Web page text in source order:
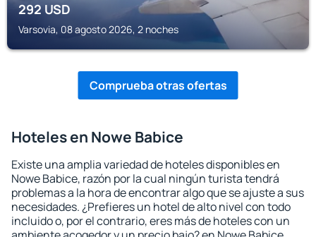
292USD
Varsovia, 08 agosto 2026, 2 noches
Comprueba otras ofertas
Hoteles en Nowe Babice
Existe una amplia variedad de hoteles disponibles en
Nowe Babice, razón por la cual ningún turista tendrá
problemas a la hora de encontrar algo que se ajuste a sus
necesidades. ¿Prefieres un hotel de alto nivel con todo
incluido o, por el contrario, eres más de hoteles con un